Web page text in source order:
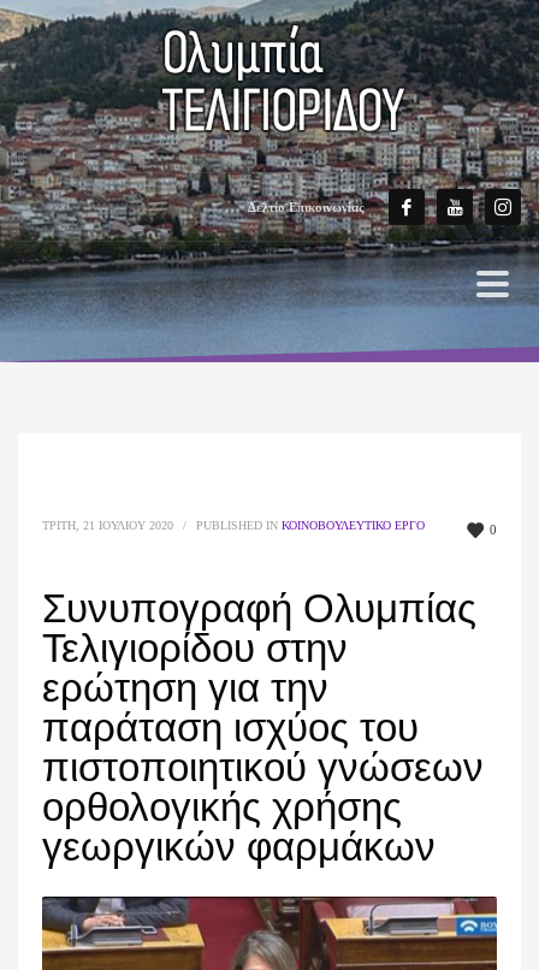
Δελτίο Επικοινωνίας
0
ΤΡΊΤΗ, 21 ΙΟΥΛΊΟΥ 2020 / PUBLISHED IN ΚΟΙΝΟΒΟΥΛΕΥΤΙΚΌ ΈΡΓΟ
Συνυπογραφή Ολυμπίας
Τελιγιορίδου στην
ερώτηση για την
παράταση ισχύος του
πιστοποιητικού γνώσεων
ορθολογικής χρήσης
γεωργικών φαρμάκων